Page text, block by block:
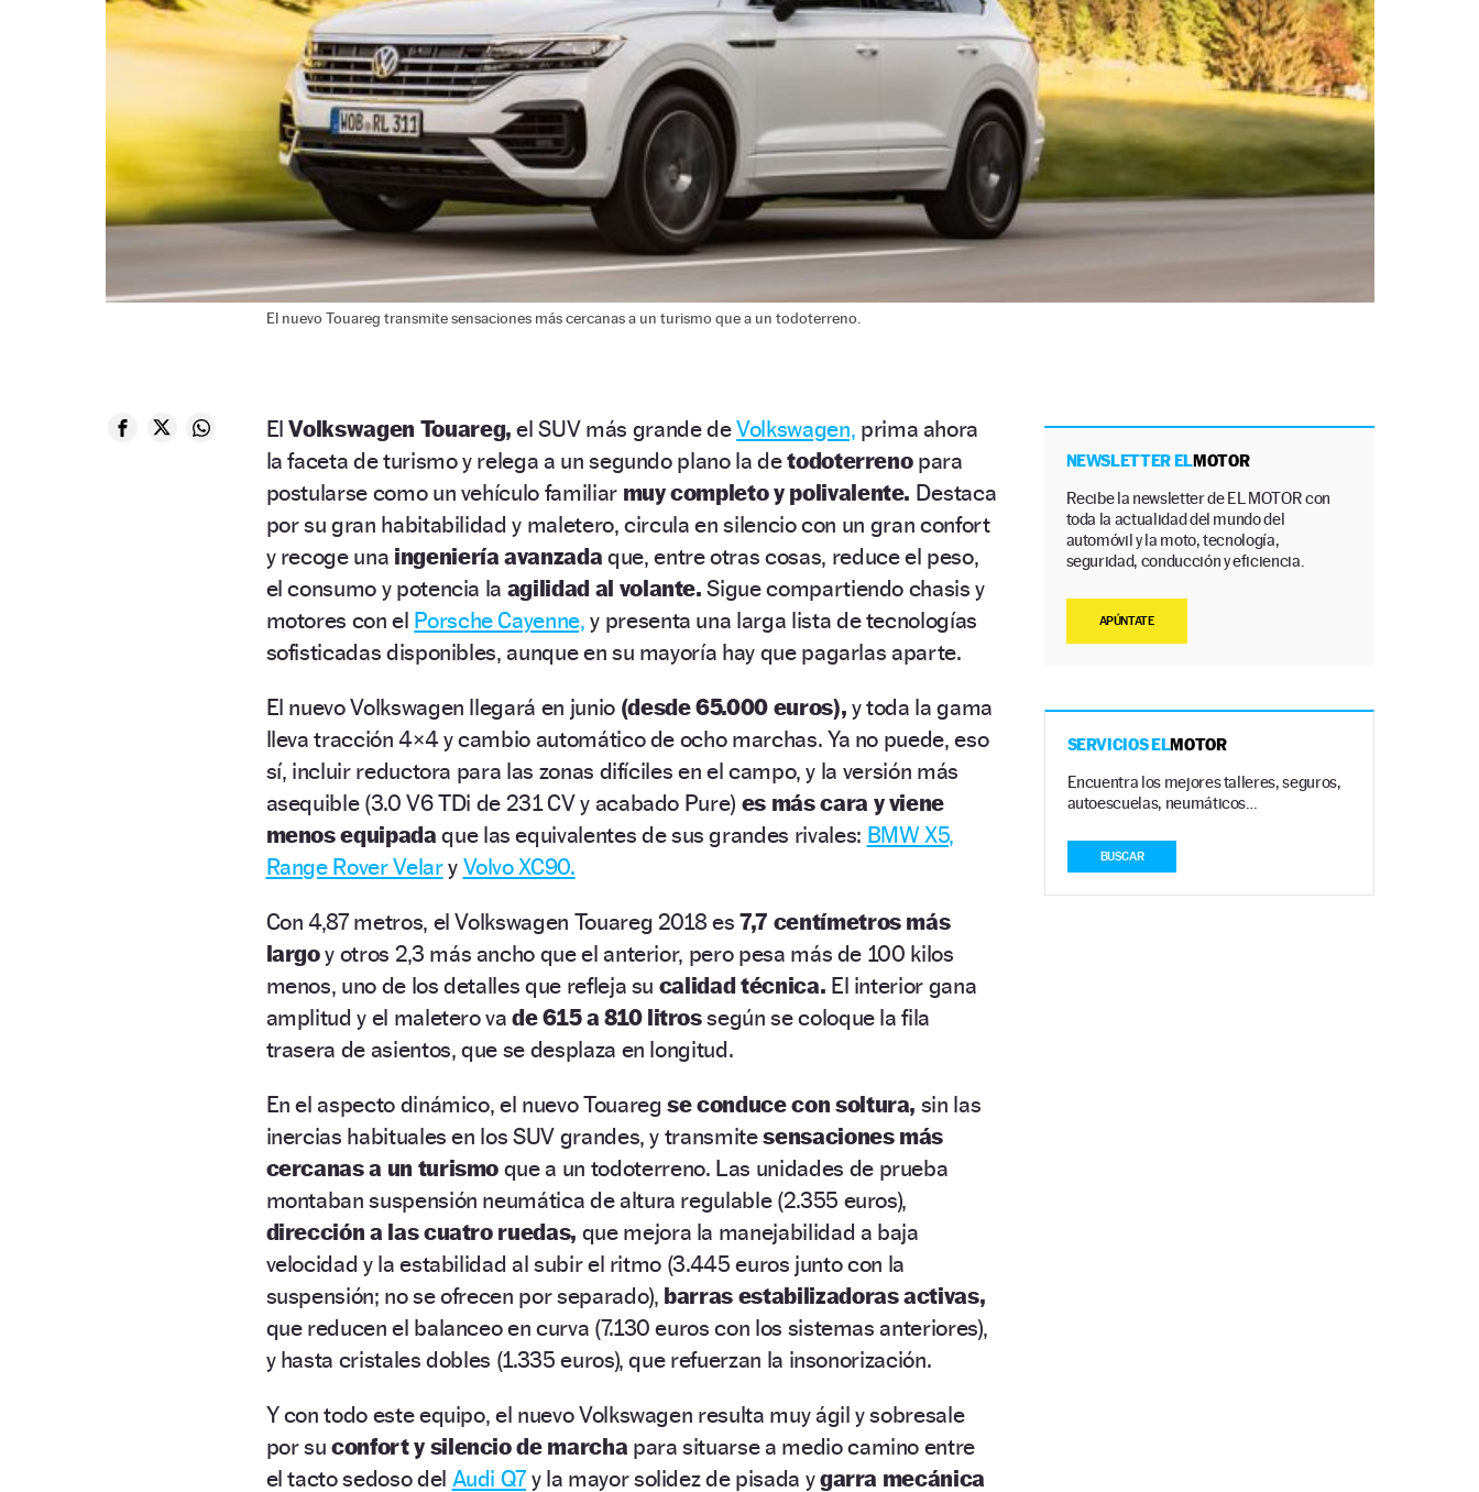
El nuevo Touareg transmite sensaciones más cercanas a un turismo que a un todoterreno.
ElVolkswagen Touareg, el SUV más grande deVolkswagen, prima ahora
la faceta de turismo y relega a un segundo plano la detodoterrenopara
postularse como un vehículo familiar muy completo y polivalente. Destaca
por su gran habitabilidad y maletero, circula en silencio con un gran confort
y recoge una ingeniería avanzada que, entre otras cosas, reduce el peso,
el consumo y potencia la agilidad al volante. Sigue compartiendo chasis y
motores con el Porsche Cayenne, y presenta una larga lista de tecnologías
sofisticadas disponibles, aunque en su mayoría hay que pagarlas aparte.
El nuevo Volkswagen llegará en junio (desde 65.000 euros), y toda la gama
lleva tracción 4×4 y cambio automático de ocho marchas. Ya no puede, eso
sí, incluir reductora para las zonas difíciles en el campo, y la versión más
asequible (3.0 V6 TDi de 231 CV y acabado Pure) es más cara y viene
menos equipada que las equivalentes de sus grandes rivales: BMW X5,
Range Rover Velary Volvo XC90.
Con 4,87 metros, el Volkswagen Touareg 2018 es7,7 centímetros más
largoy otros 2,3 más ancho que el anterior, pero pesa más de 100 kilos
menos, uno de los detalles que refleja su calidad técnica. El interior gana
amplitud y el maletero vade 615 a 810 litrossegún se coloque la fila
trasera de asientos, que se desplaza en longitud.
En el aspecto dinámico, el nuevo Touaregse conduce con soltura, sin las
inercias habituales en los SUV grandes, y transmitesensaciones más
cercanas a un turismo que a un todoterreno. Las unidades de prueba
montaban suspensión neumática de altura regulable (2.355 euros),
dirección a las cuatro ruedas, que mejora la manejabilidad a baja
velocidad y la estabilidad al subir el ritmo (3.445 euros junto con la
suspensión; no se ofrecen por separado), barras estabilizadoras activas,
que reducen el balanceo en curva (7.130 euros con los sistemas anteriores),
y hasta cristales dobles (1.335 euros), que refuerzan la insonorización.
Y con todo este equipo, el nuevo Volkswagen resulta muy ágil y sobresale
por suconfort y silencio de marcha para situarse a medio camino entre
el tacto sedoso del Audi Q7 y la mayor solidez de pisada ygarra mecánica
NEWSLETTER ELMOTOR
Recibe la newsletter de EL MOTOR con
toda la actualidad del mundo del
automóvil y la moto, tecnología,
seguridad, conducción y eficiencia.
APÚNTATE
SERVICIOS ELMOTOR
Encuentra los mejores talleres, seguros,
autoescuelas, neumáticos…
BUSCAR